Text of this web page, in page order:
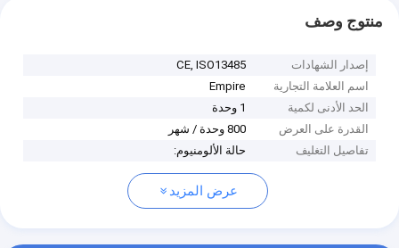
منتوج وصف
إصدار الشهادات
CE, ISO13485
اسم العلامة التجارية
Empire
الحد الأدنى لكمية
1 وحدة
القدرة على العرض
800 وحدة / شهر
تفاصيل التغليف
حالة الألومنيوم:
عرض المزيد